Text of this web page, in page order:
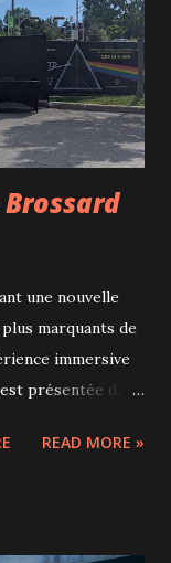
m'a permis de
ressemblent pas.
premières
soit
une nouvelle
marquants de
immersive
présentée dans
on comprend
READ MORE »